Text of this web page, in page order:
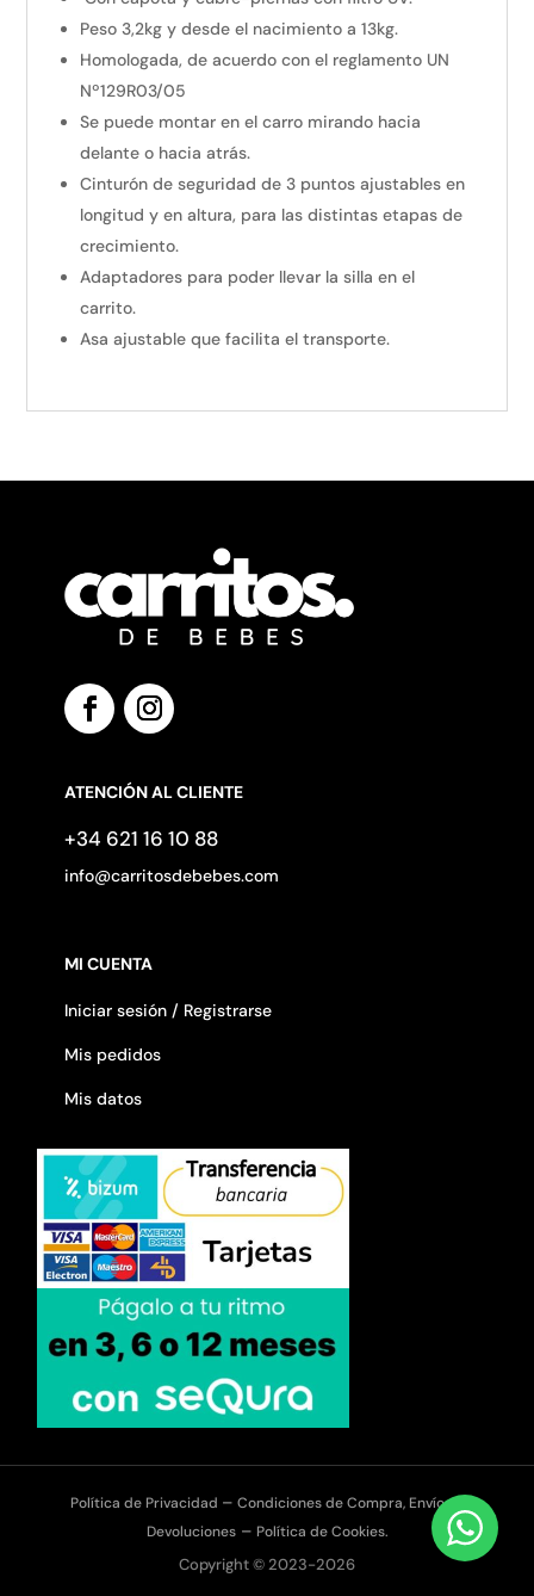
Peso 3,2kg y desde el nacimiento a 13kg.
Homologada, de acuerdo con el reglamento UN
Nº129R03/05
Se puede montar en el carro mirando hacia
delante o hacia atrás.
Cinturón de seguridad de 3 puntos ajustables en
longitud y en altura, para las distintas etapas de
crecimiento.
Adaptadores para poder llevar la silla en el
carrito.
Asa ajustable que facilita el transporte.
ATENCIÓN AL CLIENTE
+34 621 16 10 88
info@carritosdebebes.com
MI CUENTA
Iniciar sesión / Registrarse
Mis pedidos
Mis datos
Política de Privacidad – Condiciones de Compra, Envíos y
Devoluciones– Política de Cookies.
Copyright © 2023-2026